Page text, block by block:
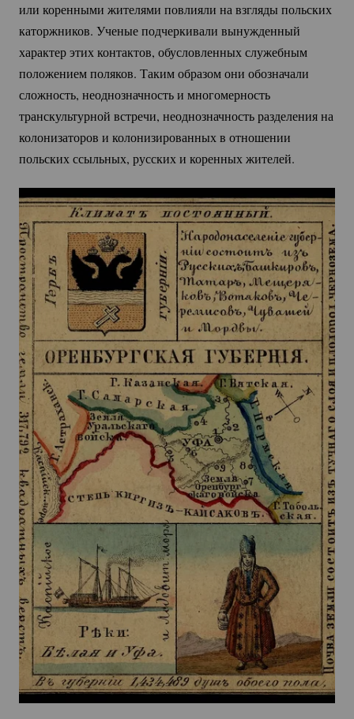
или коренными жителями повлияли на взгляды польских
каторжников. Ученые подчеркивали вынужденный
характер этих контактов, обусловленных служебным
положением поляков. Таким образом они обозначали
сложность, неоднозначность и многомерность
транскультурной встречи, неоднозначность разделения на
колонизаторов и колонизированных в отношении
польских ссыльных, русских и коренных жителей.